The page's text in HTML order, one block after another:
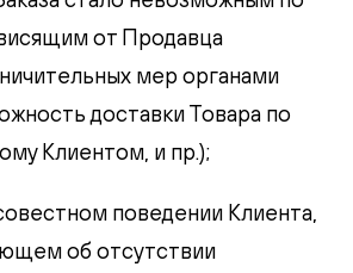
от Продавца
мер органами
доставки Товара по
Клиентом, и пр.);
поведении Клиента,
об отсутствии